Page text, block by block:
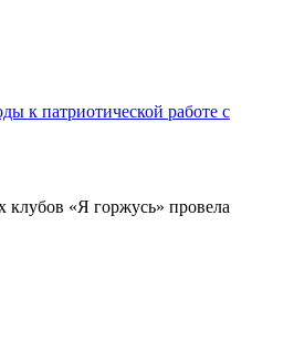
к патриотической работе с
клубов «Я горжусь» провела